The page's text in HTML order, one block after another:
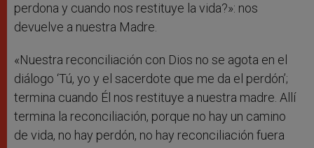
perdona y cuando nos restituye la vida?»: nos
devuelve a nuestra Madre.
«Nuestra reconciliación con Dios no se agota en el
diálogo ‘Tú, yo y el sacerdote que me da el perdón’;
termina cuando Él nos restituye a nuestra madre. Allí
termina la reconciliación, porque no hay un camino
de vida, no hay perdón, no hay reconciliación fuera